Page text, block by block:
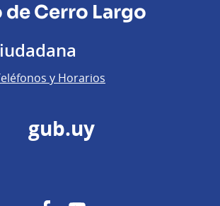
Cerro Largo
y Horarios
gub.uy